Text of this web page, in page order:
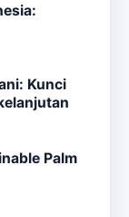
Kunci
Palm